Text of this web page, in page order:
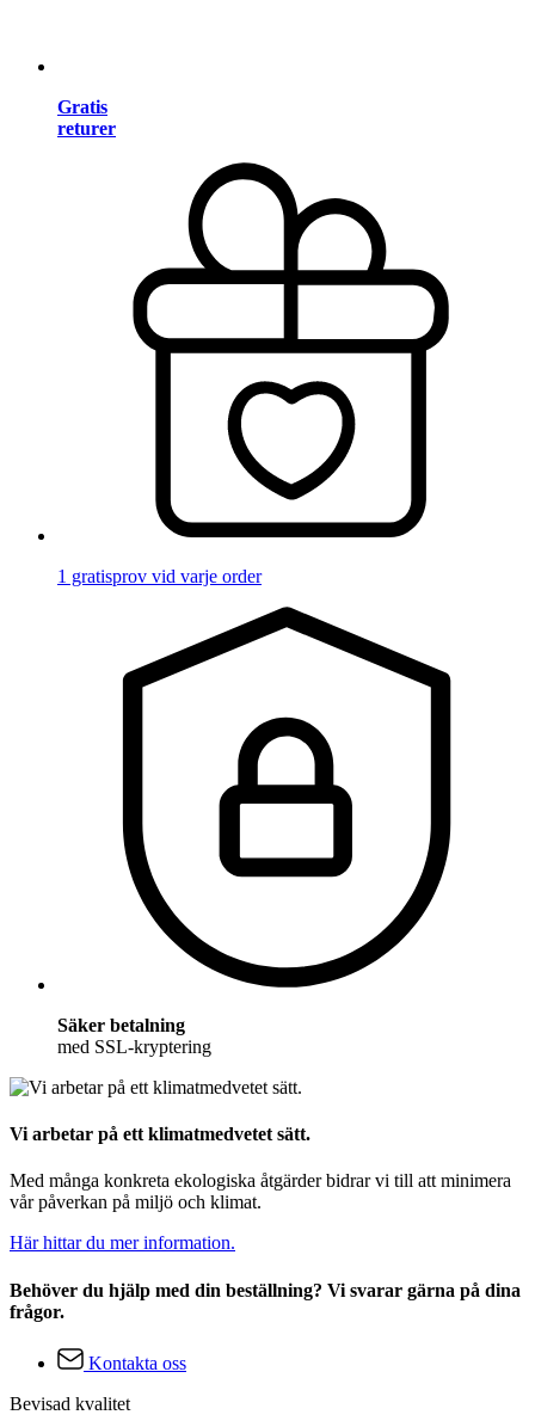
Gratis
returer
1 gratisprov vid varje order
Säker betalning
med SSL-kryptering
Vi arbetar på ett klimatmedvetet sätt.
Med många konkreta ekologiska åtgärder bidrar vi till att minimera
vår påverkan på miljö och klimat.
Här hittar du mer information.
Behöver du hjälp med din beställning? Vi svarar gärna på dina
frågor.
Kontakta oss
Bevisad kvalitet